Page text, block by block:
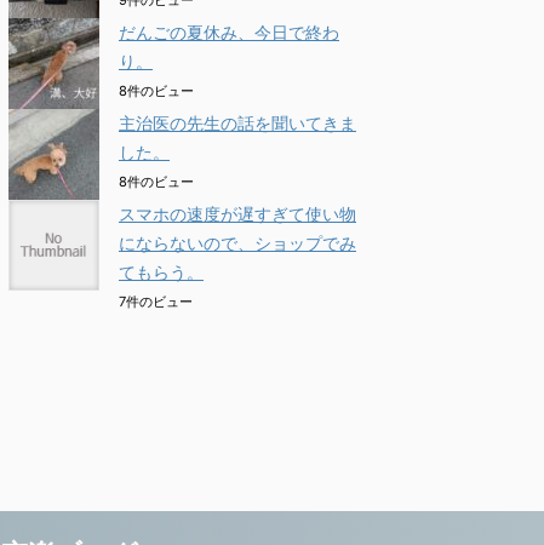
だんごの夏休み、今日で終わ
り。
8件のビュー
主治医の先生の話を聞いてきま
した。
8件のビュー
スマホの速度が遅すぎて使い物
にならないので、ショップでみ
てもらう。
7件のビュー